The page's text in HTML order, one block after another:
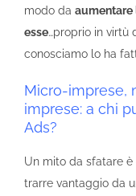
modo da aumentare
esse…proprio in virtù
conosciamo lo ha
Micro-imprese,
imprese: a chi
Ads?
Un mito da sfatare
trarre vantaggio da